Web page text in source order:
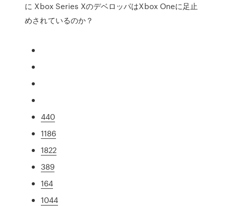
に Xbox Series XのデベロッパはXbox Oneに足止
めされているのか？
440
1186
1822
389
164
1044